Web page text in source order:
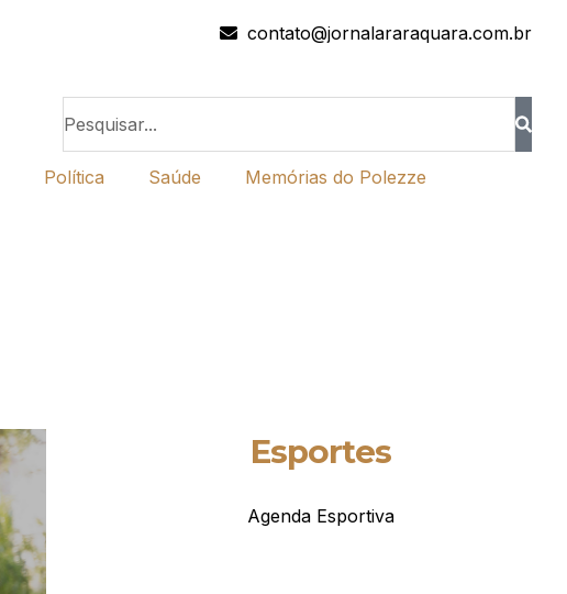
contato@jornalararaquara.com.br
Política Saúde Memórias do Polezze
Esportes
Agenda Esportiva